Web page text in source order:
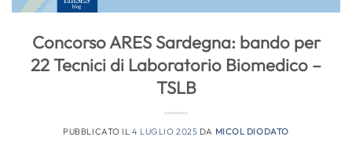
Concorso ARES Sardegna: bando per
22 Tecnici di Laboratorio Biomedico –
TSLB
PUBBLICATO IL4 LUGLIO 2025 DA MICOL DIODATO